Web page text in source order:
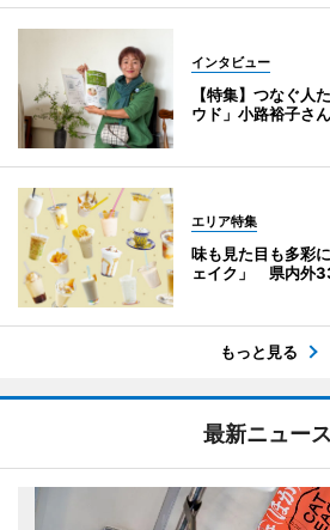
インタビュー
【特集】つなぐ人
ウド」小路裕子さ
エリア特集
味も見た目も多彩
ェイク」 県内外
もっと見る
最新ニュース